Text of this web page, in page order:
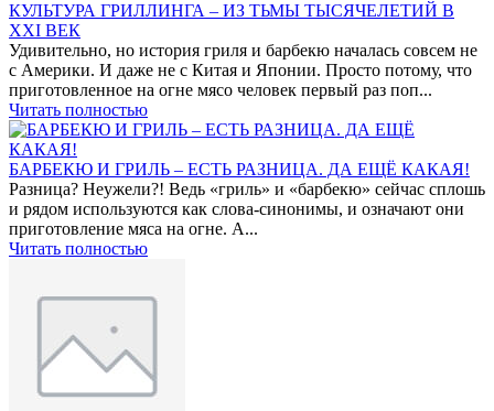
КУЛЬТУРА ГРИЛЛИНГА – ИЗ ТЬМЫ ТЫСЯЧЕЛЕТИЙ В
XXI ВЕК
Удивительно, но история гриля и барбекю началась совсем не
с Америки. И даже не с Китая и Японии. Просто потому, что
приготовленное на огне мясо человек первый раз поп...
Читать полностью
БАРБЕКЮ И ГРИЛЬ – ЕСТЬ РАЗНИЦА. ДА ЕЩЁ КАКАЯ!
Разница? Неужели?! Ведь «гриль» и «барбекю» сейчас сплошь
и рядом используются как слова-синонимы, и означают они
приготовление мяса на огне. А...
Читать полностью